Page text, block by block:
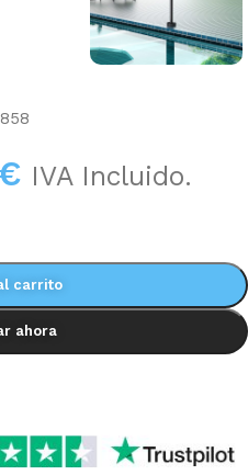
IVA Incluido.
carrito
ahora